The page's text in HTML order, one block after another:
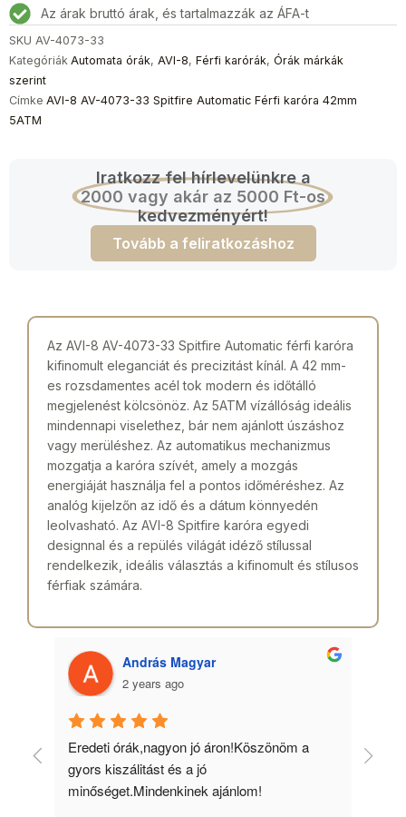
5ATM
mennyiség
Az árak bruttó árak, és tartalmazzák az ÁFA-t
SKU AV-4073-33
Kategóriák Automata órák, AVI-8, Férfi karórák, Órák márkák
szerint
Címke AVI-8 AV-4073-33 Spitfire Automatic Férfi karóra 42mm
5ATM
Iratkozz fel hírlevelünkre a
2000 vagy akár az 5000 Ft-os
kedvezményért!
Tovább a feliratkozáshoz
Az AVI-8 AV-4073-33 Spitfire Automatic férfi karóra
kifinomult eleganciát és precizitást kínál. A 42 mm-
es rozsdamentes acél tok modern és időtálló
megjelenést kölcsönöz. Az 5ATM vízállóság ideális
mindennapi viselethez, bár nem ajánlott úszáshoz
vagy merüléshez. Az automatikus mechanizmus
mozgatja a karóra szívét, amely a mozgás
energiáját használja fel a pontos időméréshez. Az
analóg kijelzőn az idő és a dátum könnyedén
leolvasható. Az AVI-8 Spitfire karóra egyedi
designnal és a repülés világát idéző stílussal
rendelkezik, ideális választás a kifinomult és stílusos
férfiak számára.
András Magyar
2 years ago
Eredeti órák,nagyon jó áron!Köszönöm a
gyors kiszálitást és a jó
minőséget.Mindenkinek ajánlom!